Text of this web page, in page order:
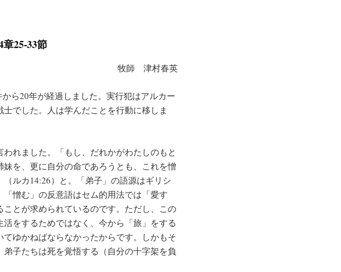
25-33節
牧師 津村春英
ら20年が経過しました。実行犯はアルカー
でした。人は学んだことを行動に移しま
れました。「もし、だれかがわたしのもと
を、更に自分の命であろうとも、これを憎
ルカ14:26）と。「弟子」の語源はギリシ
憎む」の反意語はセム的用法では「愛す
とが求められているのです。ただし、この
をするためではなく、今から「旅」をする
ゆかねばならなかったからです。しかもそ
子たちは死を覚悟する（自分の十字架を負